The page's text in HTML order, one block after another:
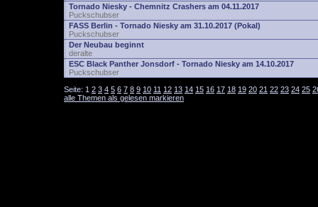
Tornado Niesky - Chemnitz Crashers am 04.11.2017
Puckschubser
FASS Berlin - Tornado Niesky am 31.10.2017 (Pokal)
Puckschubser
Der Neubau beginnt
deralte
ESC Black Panther Jonsdorf - Tornado Niesky am 14.10.2017
Puckschubser
Seite: 1 2 3 4 5 6 7 8 9 10 11 12 13 14 15 16 17 18 19 20 21 22 23 24 25
alle Themen als gelesen markieren